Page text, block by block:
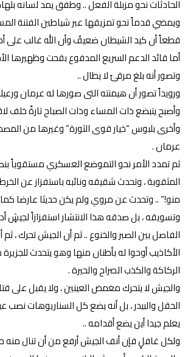
الحادثات نحو مزبلة الفعل .. وطفق يمد لسانه
ويمضي قدماً نحو تمزيقها عبر شياطين الفتنة
قطعاً أن كيد الشيطان ضعيفٌ وأن الله غالب على
أما قائد الدعم السريع المدفوع بقحت وظهيرها
وتصور أنه بلغ مرقىً لا يطال ..
ورويداً تصور أن هيمنته التى صورها له عرمان
وأصبح يتبضع ذات المساء وذات الصباح تارةً خلف
وأخرى بلبوس “خيار قوى الثورة” وغيرها من
عرمان .
ثم تمدد الأمر نحو التموضع العسكري مستقوياً
المثقوبة ، وتحدث شقيقه ونائبه باستفزاز عن
منو!” .. وتحدث عن مروي ولم يكن حديثا عارضا
وتسويقه ، بل صدقه هذا الانتشار استفزازاً لجيشٍ
الفاصل بين الصبر والخنوع .. ثم أن الجيش تحرك ،
الأكاذيب أوحوا له بأطنان منها وهو يتحدث للجزيرة
الركاكة والكذب الصراح والحيرة .
والجيش لا يتحرك مغمض العينين ، ولا يقبل على
الحقل والبيدر ، بل أنه يضع كل السناريوهات نصب
يعلم جيدا أين يضع أقدامه ..
ولكل غافلٍ فإن أنف الجيش أرفع من أن تنال منه